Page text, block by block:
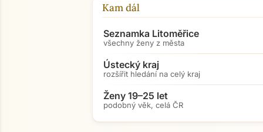
Kam dál
Seznamka Litoměřice
všechny ženy z města
Ústecký kraj
rozšířit hledání na celý kraj
Ženy 19–25 let
podobný věk, celá ČR